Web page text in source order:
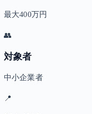
最大400万円
👥
対象者
中小企業者
📍